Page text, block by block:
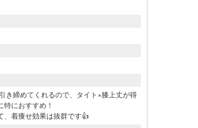
き締めてくれるので、タイト×膝上丈が得
におすすめ！
、着痩せ効果は抜群です👍